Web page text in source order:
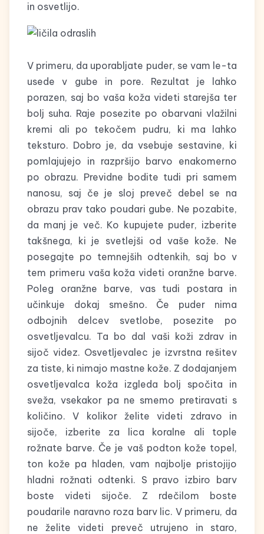
in osvetlijo.
V primeru, da uporabljate puder, se vam le-ta
usede v gube in pore. Rezultat je lahko
porazen, saj bo vaša koža videti starejša ter
bolj suha. Raje posezite po obarvani vlažilni
kremi ali po tekočem pudru, ki ma lahko
teksturo. Dobro je, da vsebuje sestavine, ki
pomlajujejo in razpršijo barvo enakomerno
po obrazu. Previdne bodite tudi pri samem
nanosu, saj če je sloj preveč debel se na
obrazu prav tako poudari gube. Ne pozabite,
da manj je več. Ko kupujete puder, izberite
takšnega, ki je svetlejši od vaše kože. Ne
posegajte po temnejših odtenkih, saj bo v
tem primeru vaša koža videti oranžne barve.
Poleg oranžne barve, vas tudi postara in
učinkuje dokaj smešno. Če puder nima
odbojnih delcev svetlobe, posezite po
osvetljevalcu. Ta bo dal vaši koži zdrav in
sijoč videz. Osvetljevalec je izvrstna rešitev
za tiste, ki nimajo mastne kože. Z dodajanjem
osvetljevalca koža izgleda bolj spočita in
sveža, vsekakor pa ne smemo pretiravati s
količino. V kolikor želite videti zdravo in
sijoče, izberite za lica koralne ali tople
rožnate barve. Če je vaš podton kože topel,
ton kože pa hladen, vam najbolje pristojijo
hladni rožnati odtenki. S pravo izbiro barv
boste videti sijoče. Z rdečilom boste
poudarile naravno roza barv lic. V primeru, da
ne želite videti preveč utrujeno in staro,